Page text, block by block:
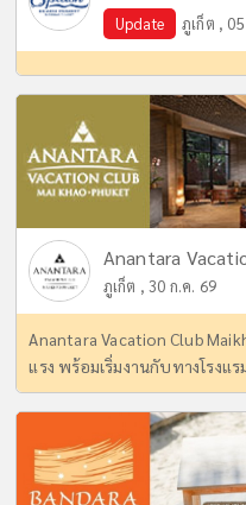
Update ภูเก็ต ,
Anantara
ภูเก็ต , 30 ก.ค. 69
Anantara Vacation Club
แรง พร้อมเริ่มงานกับทางโรงแร